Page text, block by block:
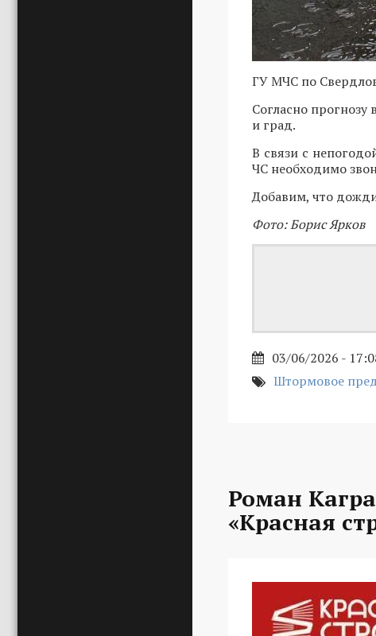
ГУ МЧС по
Согласно
и град.
В связи с
ЧС необходимо
Добавим, что
Фото: Борис Ярков
03/06/2026 -
Штормовое
Роман
«Красная